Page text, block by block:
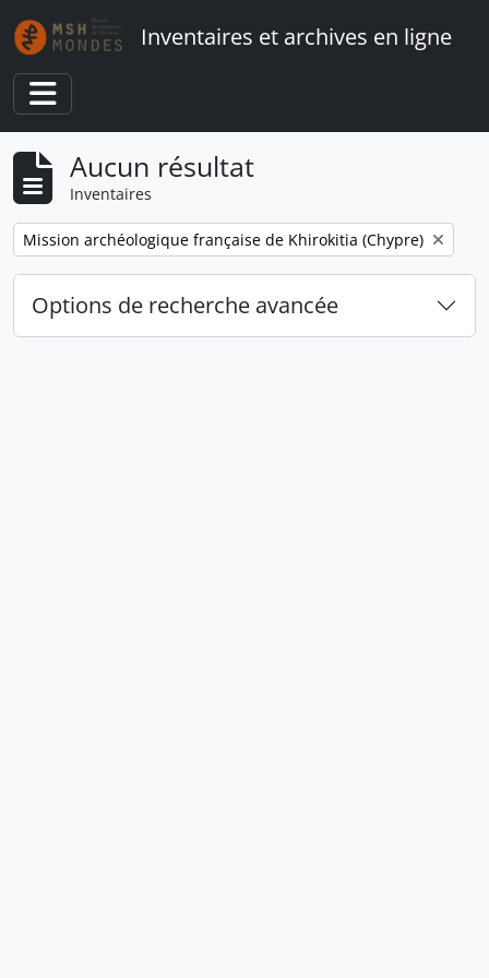
Skip to main content
Inventaires et archives en ligne
Toggle navigation
Aucun résultat
Inventaires
Remove filter:
Mission archéologique française de Khirokitia (Chypre)
Options de recherche avancée